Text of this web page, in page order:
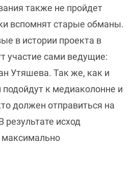
также не пройдет
вспомнят старые обманы.
в истории проекта в
участие сами ведущие:
Утяшева. Так же, как и
подойдут к медиаколонне и
должен отправиться на
исход
максимально